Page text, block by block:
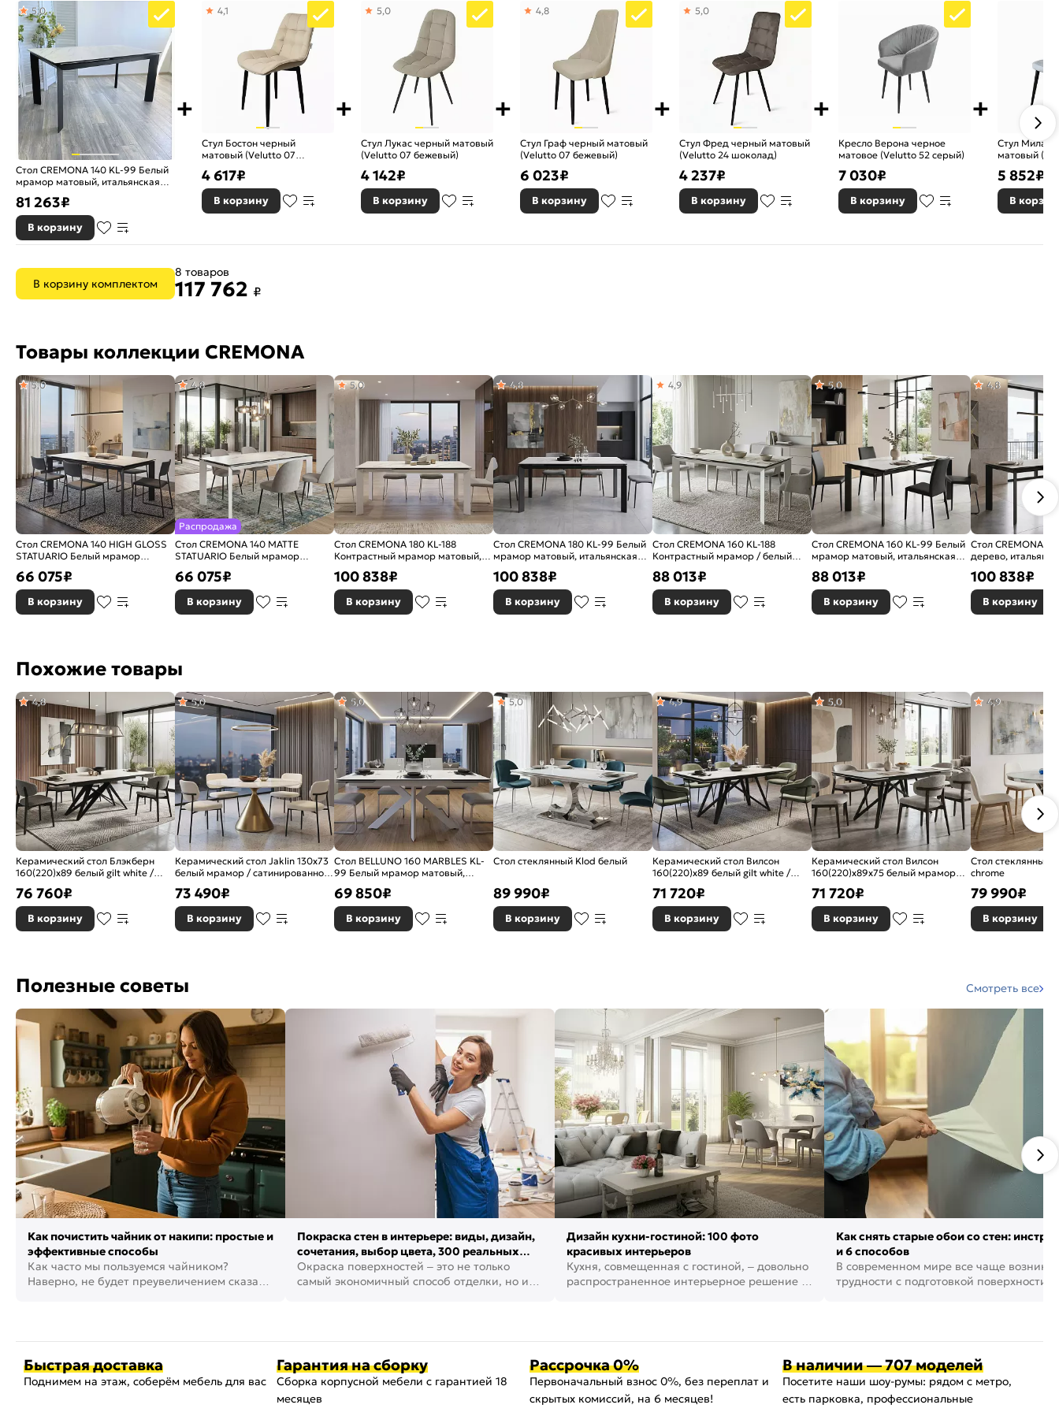
Форма столешницы:
Прямоугольная
Тип стола:
Раздвижные
Гарантия:
18 месяцев
Страна производитель:
Китай
Рисунок:
Камень
Вес:
102
Стол CREMONA 140 KL-99 Белый
мрамор матовый, итальянская
5,0
81 263₽
В корзину
Стул Бостон черный
матовый (Velutto 07
4,1
4 617₽
В корзину
Стул Лукас черный матовый
(Velutto 07 бежевый)
5,0
4 142₽
В корзину
Стул Граф черный матовый
(Velutto 07 бежевый)
4,8
6 023₽
В корзину
Стул Фред черный матовый
(Velutto 24 шоколад)
5,0
4 237₽
В корзину
Кресло Верона черное
матовое (Velutto 52 серый)
7 030₽
В корзину
Стул Милан
матовый
5 852₽
В
В корзину комплектом
8 товаров
117 762 ₽
Товары коллекции CREMONA
Стол CREMONA 140 HIGH GLOSS
STATUARIO Белый мрамор
5,0
66 075₽
В корзину
Распродажа
Стол CREMONA 140 MATTE
STATUARIO Белый мрамор
каркас
4,8
66 075₽
В корзину
Стол CREMONA 180 KL-188
Контрастный мрамор матовый,
каркас
5,0
100 838₽
В корзину
Стол CREMONA 180 KL-99 Белый
мрамор матовый, итальянская
4,8
100 838₽
В корзину
Стол CREMONA 160 KL-188
Контрастный мрамор / белый
4,9
88 013₽
В корзину
Стол CREMONA 160 KL-99 Белый
мрамор матовый, итальянская
5,0
88 013₽
В корзину
Стол CREMONA
дерево,
4,8
100 838₽
В корзину
Похожие товары
Керамический стол Блэкберн
160(220)х89 белый gilt white /
4,8
76 760₽
В корзину
Керамический стол Jaklin 130x73
белый мрамор / сатинированное
5,0
73 490₽
В корзину
Стол BELLUNO 160 MARBLES KL-
99 Белый мрамор матовый,
каркас, ®DISAUR
5,0
69 850₽
В корзину
Стол стеклянный Klod белый
5,0
89 990₽
В корзину
Керамический стол Вилсон
160(220)х89 белый gilt white /
4,9
71 720₽
В корзину
Керамический стол Вилсон
160(220)х89х75 белый мрамор
5,0
71 720₽
В корзину
Стол стеклянный
chrome
4,9
79 990₽
В корзину
Полезные советы Смотреть все
Как почистить чайник от накипи: простые и
эффективные способы
Как часто мы пользуемся чайником?
Наверно, не будет преувеличением сказать,
Покраска стен в интерьере: виды, дизайн,
сочетания, выбор цвета, 300 реальных
фото
Окраска поверхностей – это не только
самый экономичный способ отделки, но и
Дизайн кухни-гостиной: 100 фото
красивых интерьеров
Кухня, совмещенная с гостиной, – довольно
распространенное интерьерное решение в
Как снять старые обои со стен:
и 6 способов
В современном мире все чаще
трудности с подготовкой поверхности
Быстрая доставка
Поднимем на этаж, соберём мебель для вас
Гарантия на сборку
Сборка корпусной мебели с гарантией 18
месяцев
Рассрочка 0%
Первоначальный взнос 0%, без переплат и
скрытых комиссий, на 6 месяцев!
В наличии — 707 моделей
Посетите наши шоу-румы: рядом с метро,
есть парковка, профессиональные